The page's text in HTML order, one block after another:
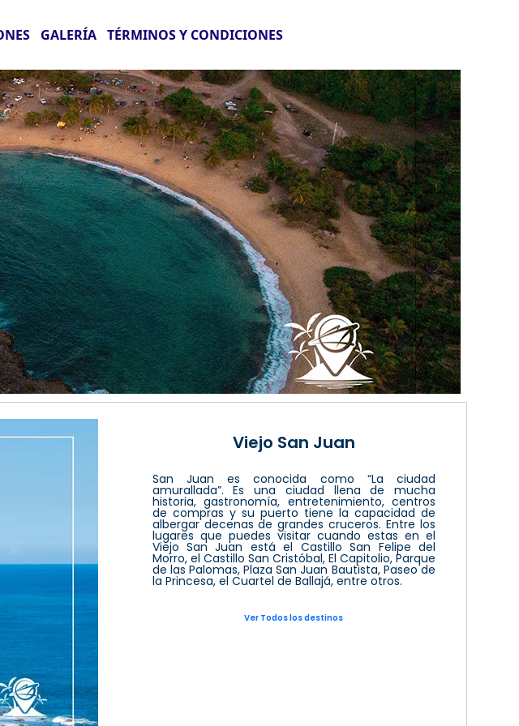
GALERÍA TÉRMINOS Y CONDICIONES
Viejo San Juan
San Juan es conocida como “La ciudad
amurallada”. Es una ciudad llena de mucha
historia, gastronomía, entretenimiento, centros
de compras y su puerto tiene la capacidad de
albergar decenas de grandes cruceros. Entre los
lugares que puedes visitar cuando estas en el
Viejo San Juan está el Castillo San Felipe del
Morro, el Castillo San Cristóbal, El Capitolio, Parque
de las Palomas, Plaza San Juan Bautista, Paseo de
la Princesa, el Cuartel de Ballajá, entre otros.
Ver Todos los destinos